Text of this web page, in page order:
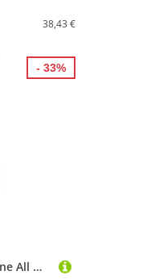
38,43 €
XLC Unisex – Erwachsene All MTN Teleskopsattelstütze SP-T05, Schwarz, 318 mm
- 33%